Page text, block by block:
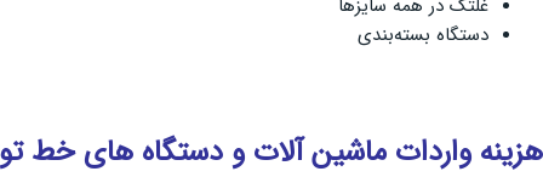
دستگاه بسته‌بندی
هزینه واردات ماشین آلات و دستگاه های خط